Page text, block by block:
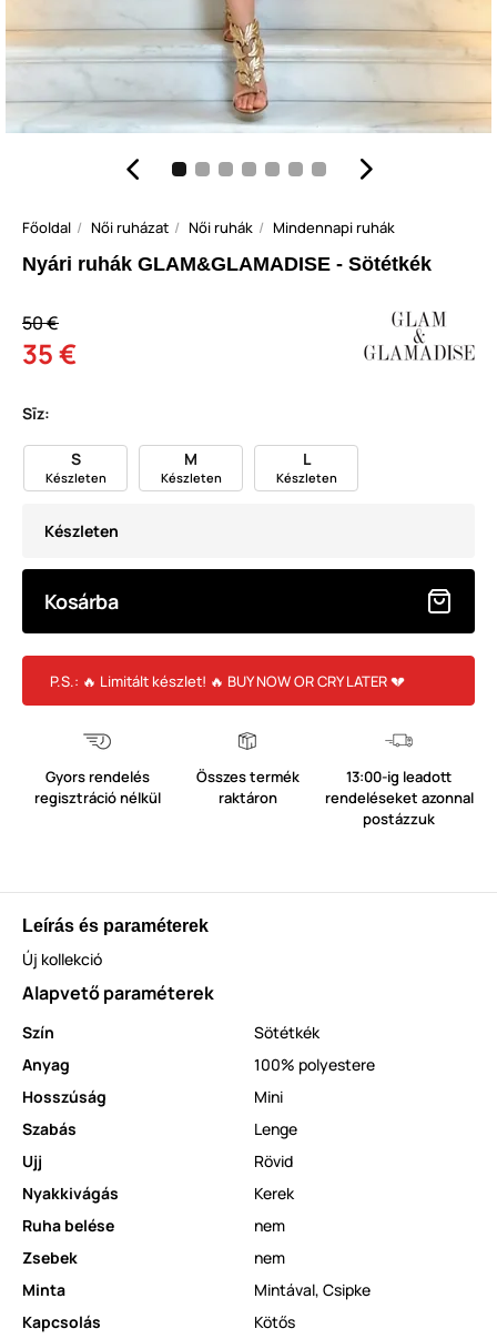
Főoldal Női ruházat Női ruhák Mindennapi ruhák
Nyári ruhák GLAM&GLAMADISE - Sötétkék
50 €
35 €
Sīz:
S
Készleten
M
Készleten
L
Készleten
Készleten
Kosárba
P.S.: 🔥 Limitált készlet! 🔥 BUY NOW OR CRY LATER 💔
Gyors rendelés
regisztráció nélkül
Összes termék
raktáron
13:00-ig leadott
rendeléseket azonnal
postázzuk
Leírás és paraméterek
Új kollekció
Alapvető paraméterek
Szín
Sötétkék
Anyag
100% polyestere
Hosszúság
Mini
Szabás
Lenge
Ujj
Rövid
Nyakkivágás
Kerek
Ruha belése
nem
Zsebek
nem
Minta
Mintával, Csipke
Kapcsolás
Kötős